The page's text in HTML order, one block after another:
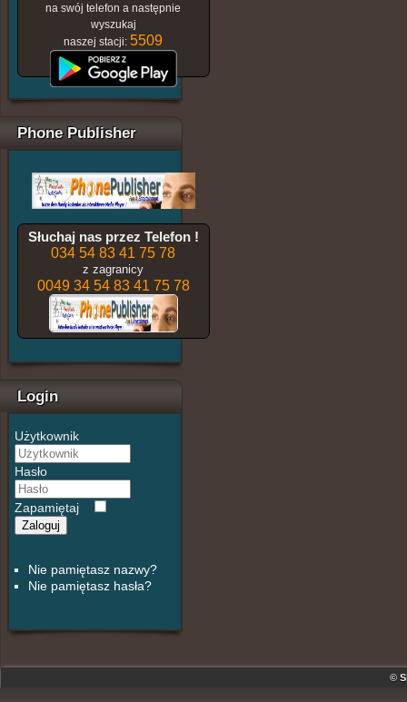
na swój telefon a następnie
wyszukaj
naszej stacji:5509
Phone Publisher
Słuchaj nas przez Telefon !
034 54 83 41 75 78
z zagranicy
0049 34 54 83 41 75 78
Login
Użytkownik
Hasło
Zapamiętaj
Zaloguj
Nie pamiętasz nazwy?
Nie pamiętasz hasła?
©